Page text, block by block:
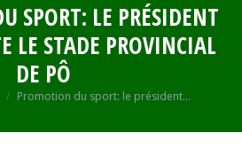
SPORT: LE PRÉSIDENT
LE STADE PROVINCIAL
DE PÔ
Promotion du sport: le président…